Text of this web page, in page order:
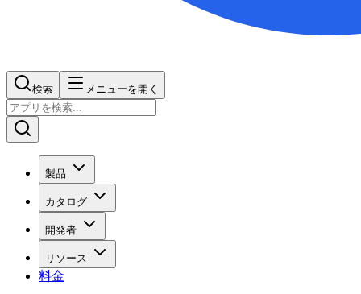
検索 メニューを開く
製品
カタログ
開発者
リソース
料金